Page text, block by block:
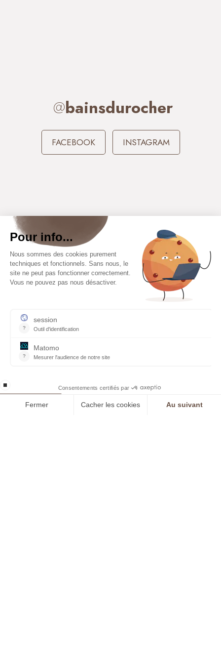
@bainsdurocher
FACEBOOK INSTAGRAM